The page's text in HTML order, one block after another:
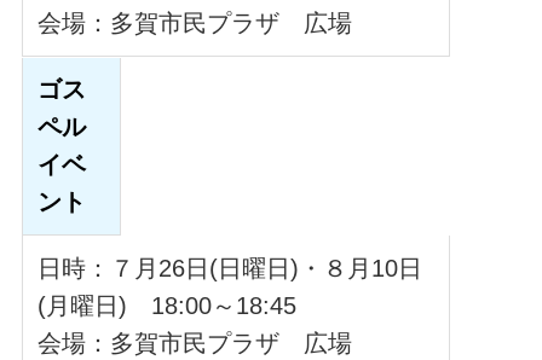
会場：多賀市民プラザ 広場
ゴス
ペル
イベ
ント
日時：７月26日(日曜日)・８月10日
(月曜日) 18:00～18:45
会場：多賀市民プラザ 広場